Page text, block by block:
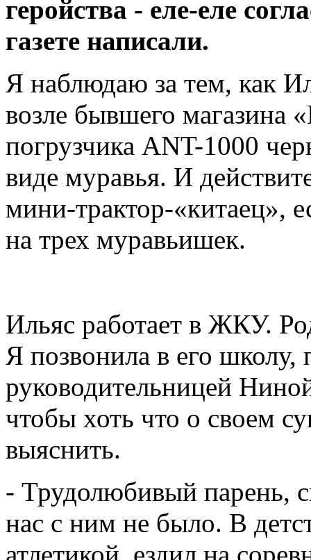
геройства - еле-еле
газете написали.
Я наблюдаю за тем, как
возле бывшего
погрузчика ANT-1000
виде муравья. И
мини-трактор-«китаец»,
на трех муравьишек.
Ильяс работает в ЖКУ.
Я позвонила в его школу,
руководительницей
чтобы хоть что о своем
выяснить.
- Трудолюбивый парень,
нас с ним не было. В